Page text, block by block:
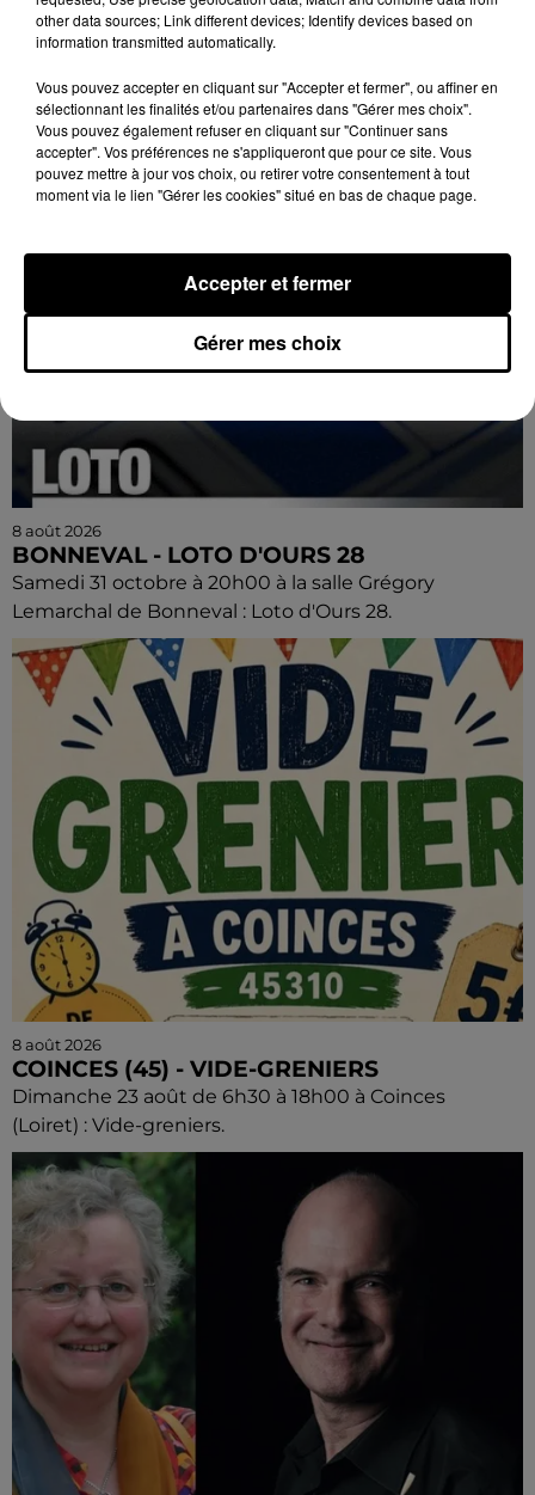
Dimanche 6 décembre à 14h00 à la Galerie de
Chartres : vente aux enchères. Automates, musique
forain.
8 août 2026
BONNEVAL - LOTO D'OURS 28
Samedi 31 octobre à 20h00 à la salle Grégory
Lemarchal de Bonneval : Loto d'Ours 28.
8 août 2026
COINCES (45) - VIDE-GRENIERS
Dimanche 23 août de 6h30 à 18h00 à Coinces
(Loiret) : Vide-greniers.
other data sources; Link different devices; Identify devices based on
information transmitted automatically.
Vous pouvez accepter en cliquant sur "Accepter et fermer", ou affiner en
sélectionnant les finalités et/ou partenaires dans "Gérer mes choix".
Vous pouvez également refuser en cliquant sur "Continuer sans
accepter". Vos préférences ne s'appliqueront que pour ce site. Vous
pouvez mettre à jour vos choix, ou retirer votre consentement à tout
moment via le lien "Gérer les cookies" situé en bas de chaque page.
Gérer mes choix
Accepter et fermer